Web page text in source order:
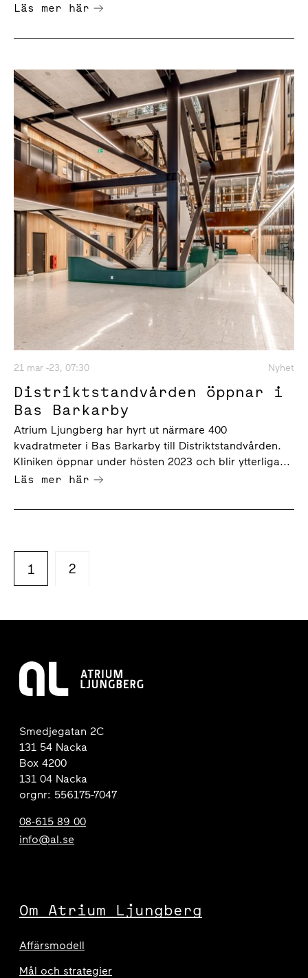
Läs mer här
21 mar -23, 07:30 Nyhet
Distriktstandvården öppnar i
Bas Barkarby
Atrium Ljungberg har hyrt ut närmare 400
kvadratmeter i Bas Barkarby till Distriktstandvården.
Kliniken öppnar under hösten 2023 och blir ytterliga...
Läs mer här
1 2
Smedjegatan 2C
131 54 Nacka
Box 4200
131 04 Nacka
orgnr: 556175-7047
08-615 89 00
info@al.se
Om Atrium Ljungberg
Affärsmodell
Mål och strategier